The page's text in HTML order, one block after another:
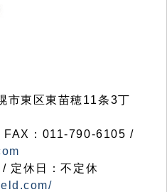
東区東苗穂11条3丁
：011-790-6105 /
定休日：不定休